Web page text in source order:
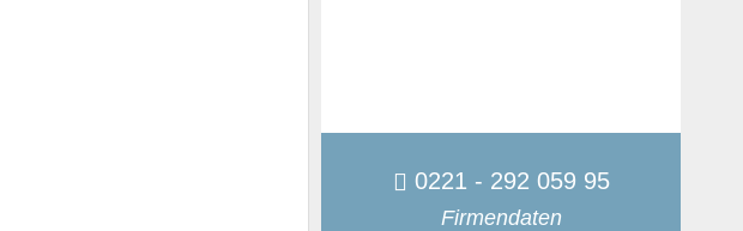
0221 - 292 059 95
Firmendaten